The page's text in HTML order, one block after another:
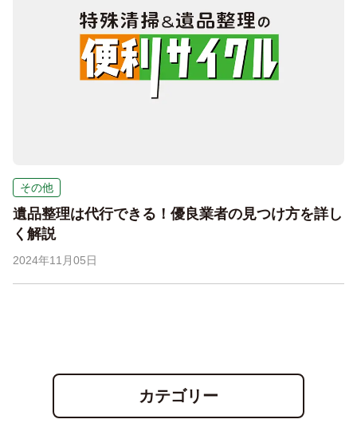
その他
遺品整理は代行できる！優良業者の見つけ方を詳し
く解説
2024年11月05日
カテゴリー